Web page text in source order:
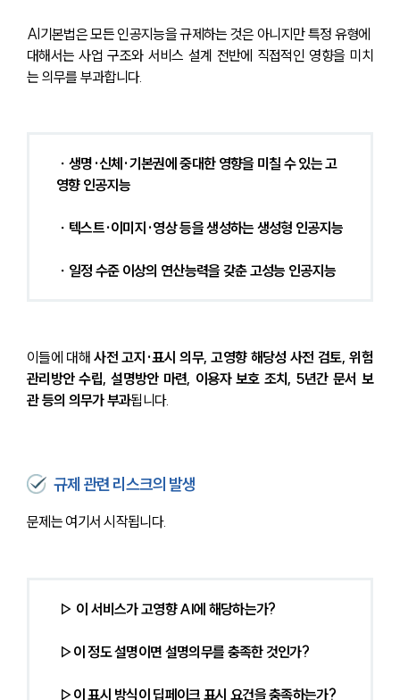
AI기본법은 모든 인공지능을 규제하는 것은 아니지만 특정 유형에
대해서는 사업 구조와 서비스 설계 전반에 직접적인 영향을 미치
는 의무를 부과합니다.
영향 인공지능
∙ 텍스트·이미지·영상 등을 생성하는 생성형 인공지능
∙ 일정 수준 이상의 연산능력을 갖춘 고성능 인공지능
이들에 대해 사전 고지·표시 의무, 고영향 해당성 사전 검토, 위험
관리방안 수립, 설명방안 마련, 이용자 보호 조치, 5년간 문서 보
관 등의 의무가 부과됩니다.
규제 관련 리스크의 발생
문제는 여기서 시작됩니다.
▷ 이 서비스가 고영향 AI에 해당하는가?
▷이 정도 설명이면 설명의무를 충족한 것인가?
▷이 표시 방식이 딥페이크 표시 요건을 충족하는가?